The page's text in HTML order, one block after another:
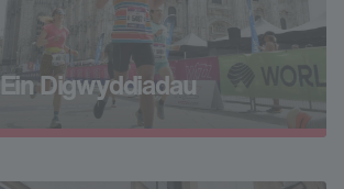
Ein Digwyddiadau